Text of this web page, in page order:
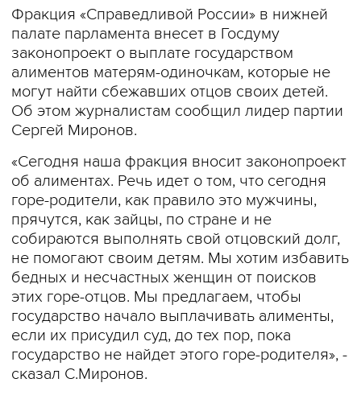
Фракция «Справедливой России» в нижней
палате парламента внесет в Госдуму
законопроект о выплате государством
алиментов матерям-одиночкам, которые не
могут найти сбежавших отцов своих детей.
Об этом журналистам сообщил лидер партии
Сергей Миронов.
«Сегодня наша фракция вносит законопроект
об алиментах. Речь идет о том, что сегодня
горе-родители, как правило это мужчины,
прячутся, как зайцы, по стране и не
собираются выполнять свой отцовский долг,
не помогают своим детям. Мы хотим избавить
бедных и несчастных женщин от поисков
этих горе-отцов. Мы предлагаем, чтобы
государство начало выплачивать алименты,
если их присудил суд, до тех пор, пока
государство не найдет этого горе-родителя», -
сказал С.Миронов.